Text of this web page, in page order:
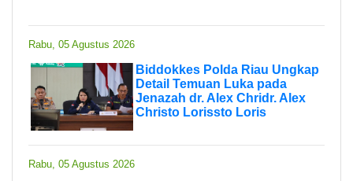
Rabu, 05 Agustus 2026
Biddokkes Polda Riau Ungkap
Detail Temuan Luka pada
Jenazah dr. Alex Chridr. Alex
Christo Lorissto Loris
Rabu, 05 Agustus 2026